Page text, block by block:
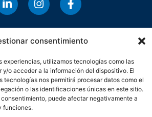
consentimiento
experiencias, utilizamos tecnologías como las
o acceder a la información del dispositivo. El
tecnologías nos permitirá procesar datos como el
o las identificaciones únicas en este sitio.
puede afectar negativamente a
funciones.